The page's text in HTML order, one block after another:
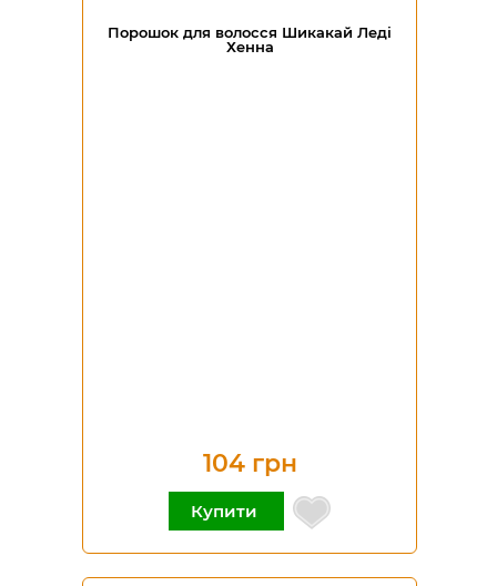
Порошок для волосся Шикакай Леді
Хенна
104 грн
Купити